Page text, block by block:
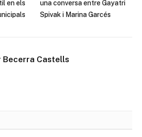
en els
una conversa entre Gayatri
Spivak i Marina Garcés
Becerra Castells